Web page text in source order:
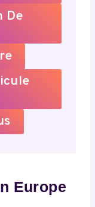
De
Europe